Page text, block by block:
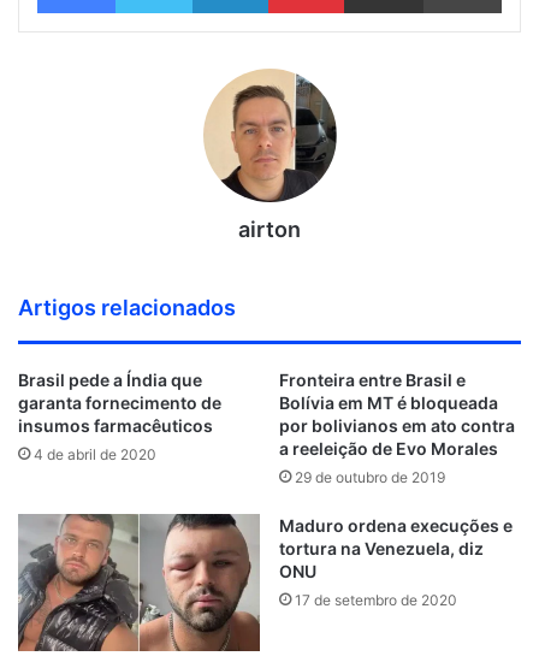
airton
Artigos relacionados
Brasil pede a Índia que
garanta fornecimento de
insumos farmacêuticos
4 de abril de 2020
Fronteira entre Brasil e
Bolívia em MT é bloqueada
por bolivianos em ato contra
a reeleição de Evo Morales
29 de outubro de 2019
Maduro ordena execuções e
tortura na Venezuela, diz
ONU
17 de setembro de 2020